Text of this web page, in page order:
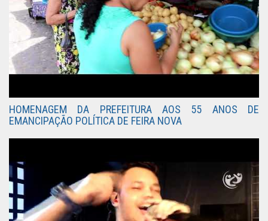
HOMENAGEM DA PREFEITURA AOS 55 ANOS DE
EMANCIPAÇÃO POLÍTICA DE FEIRA NOVA